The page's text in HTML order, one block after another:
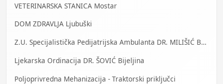
VETERINARSKA STANICA Mostar
DOM ZDRAVLJA Ljubuški
Z.U. Specijalistička Pedijatrijska Ambulanta DR. MILIŠIĆ Banja Luka
Ljekarska Ordinacija DR. ŠOVIĆ Bijeljina
Poljoprivredna Mehanizacija - Traktorski priključci